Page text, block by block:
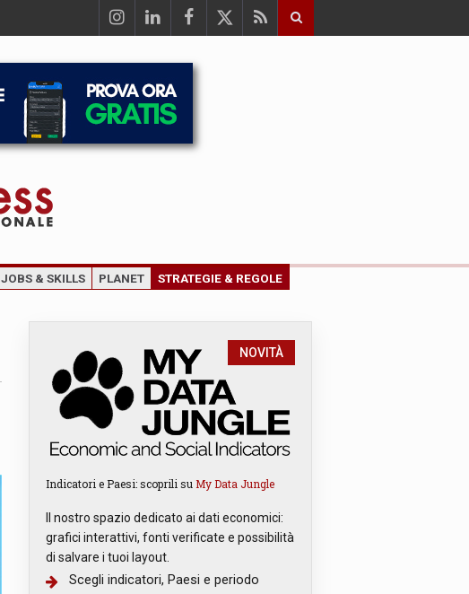
JOBS & SKILLS PLANET STRATEGIE & REGOLE
NOVITÀ
Indicatori e Paesi: scoprili su My Data Jungle
Il nostro spazio dedicato ai dati economici:
grafici interattivi, fonti verificate e possibilità
di salvare i tuoi layout.
Scegli indicatori, Paesi e periodo